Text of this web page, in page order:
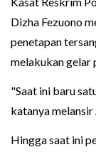
Dizha Fezuono
penetapan
melakukan gelar
"Saat ini baru
katanya
Hingga saat ini